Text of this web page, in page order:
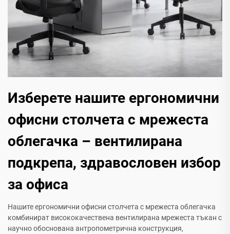
Изберете нашите ергономични
офисни столчета с мрежеста
облегачка – вентилирана
подкрепа, здравословен избор
за офиса
Нашите ергономични офисни столчета с мрежеста облегачка
комбинират висококачествена вентилирана мрежеста тъкан с
научно обоснована антропометрична конструкция,